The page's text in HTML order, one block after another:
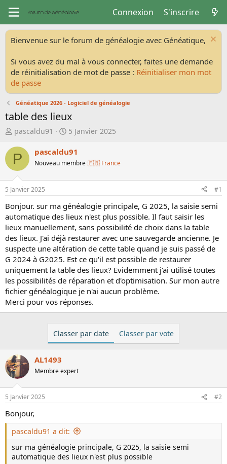
Connexion S'inscrire
Bienvenue sur le forum de généalogie avec Généatique,
Si vous avez du mal à vous connecter, faites une demande
de réinitialisation de mot de passe : Réinitialiser mon mot
de passe
Généatique 2026 - Logiciel de généalogie
table des lieux
A
t
e
u
r
d
e
l
a
d
i
s
c
u
s
s
i
o
n
pascaldu91
D
t
e
e
é
b
u
t
5 Janvier 2025
P pascaldu91
Nouveau membre 🇫🇷 France
5 Janvier 2025 #1
Bonjour. sur ma généalogie principale, G 2025, la saisie semi
automatique des lieux n'est plus possible. Il faut saisir les
lieux manuellement, sans possibilité de choix dans la table
des lieux. J'ai déjà restaurer avec une sauvegarde ancienne. Je
suspecte une altération de cette table quand je suis passé de
G 2024 à G2025. Est ce qu'il est possible de restaurer
uniquement la table des lieux? Evidemment j'ai utilisé toutes
les possibilités de réparation et d'optimisation. Sur mon autre
fichier généalogique je n'ai aucun problème.
Merci pour vos réponses.
Classer par date Classer par vote
AL1493
Membre expert
5 Janvier 2025 #2
Bonjour,
pascaldu91 a dit:
sur ma généalogie principale, G 2025, la saisie semi
automatique des lieux n'est plus possible